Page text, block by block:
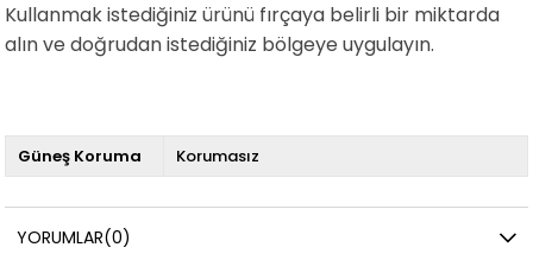
Kullanmak istediğiniz ürünü fırçaya belirli bir miktarda
alın ve doğrudan istediğiniz bölgeye uygulayın.
Güneş Koruma Korumasız
YORUMLAR(0)